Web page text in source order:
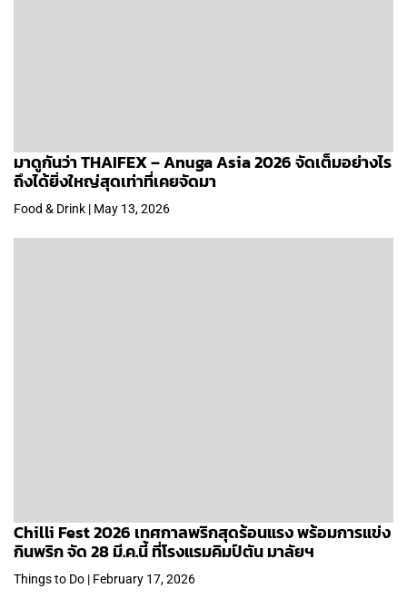
มาดูกันว่า THAIFEX – Anuga Asia 2026 จัดเต็มอย่างไร
ถึงได้ยิ่งใหญ่สุดเท่าที่เคยจัดมา
Food & Drink | May 13, 2026
Chilli Fest 2026 เทศกาลพริกสุดร้อนแรง พร้อมการแข่ง
กินพริก จัด 28 มี.ค.นี้ ที่โรงแรมคิมป์ตัน มาลัยฯ
Things to Do | February 17, 2026